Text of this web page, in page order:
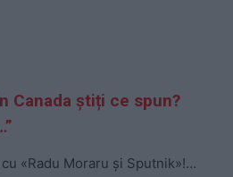
Canada știți ce spun?
«Radu Moraru și Sputnik»!…